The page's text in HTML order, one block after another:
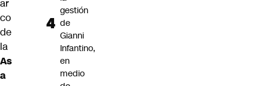
ar
co
de
la
As
a
gestión
de
Gianni
Infantino,
en
medio